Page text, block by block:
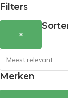
Filters
×
Merken